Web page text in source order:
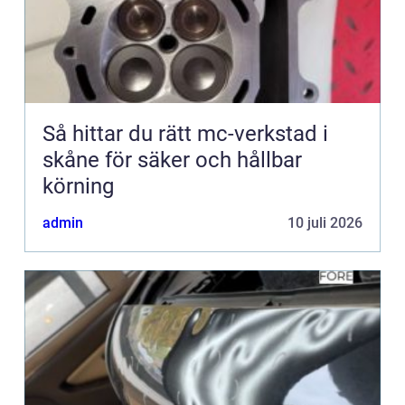
Så hittar du rätt mc-verkstad i
skåne för säker och hållbar
körning
admin 10 juli 2026